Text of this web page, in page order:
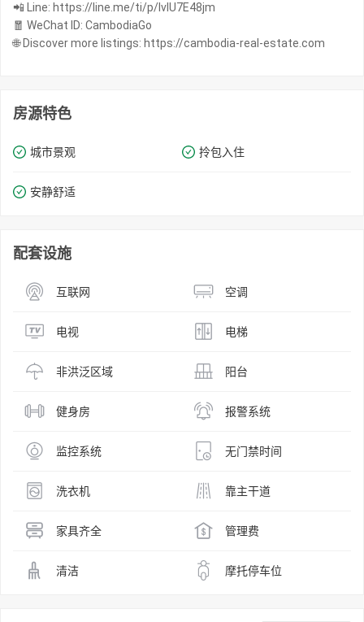
📲 Line: https://line.me/ti/p/IvIU7E48jm
🧧 WeChat ID: CambodiaGo
🌐 Discover more listings: https://cambodia-real-estate.com
房源特色
城市景观 拎包入住
安静舒适
配套设施
互联网 空调
电视 电梯
非洪泛区域 阳台
健身房 报警系统
监控系统 无门禁时间
洗衣机 靠主干道
家具齐全 管理费
清洁 摩托停车位